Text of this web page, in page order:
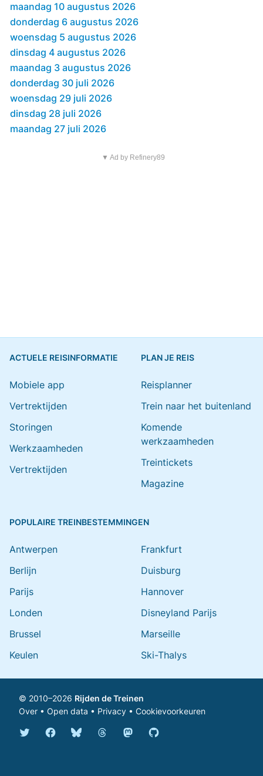
maandag 10 augustus 2026
donderdag 6 augustus 2026
woensdag 5 augustus 2026
dinsdag 4 augustus 2026
maandag 3 augustus 2026
donderdag 30 juli 2026
woensdag 29 juli 2026
dinsdag 28 juli 2026
maandag 27 juli 2026
▼ Ad by Refinery89
ACTUELE REISINFORMATIE
Mobiele app
Vertrektijden
Storingen
Werkzaamheden
Vertrektijden
PLAN JE REIS
Reisplanner
Trein naar het buitenland
Komende
werkzaamheden
Treintickets
Magazine
POPULAIRE TREINBESTEMMINGEN
Antwerpen
Berlijn
Parijs
Londen
Brussel
Keulen
Frankfurt
Duisburg
Hannover
Disneyland Parijs
Marseille
Ski-Thalys
© 2010–2026 Rijden de Treinen
Over • Open data • Privacy • Cookievoorkeuren